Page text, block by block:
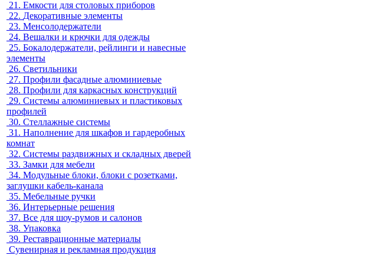
21. Емкости для столовых приборов
22. Декоративные элементы
23. Менсолодержатели
24. Вешалки и крючки для одежды
25. Бокалодержатели, рейлинги и навесные
элементы
26. Светильники
27. Профили фасадные алюминиевые
28. Профили для каркасных конструкций
29. Системы алюминиевых и пластиковых
профилей
30. Стеллажные системы
31. Наполнение для шкафов и гардеробных
комнат
32. Системы раздвижных и складных дверей
33. Замки для мебели
34. Модульные блоки, блоки с розетками,
заглушки кабель-канала
35. Мебельные ручки
36. Интерьерные решения
37. Все для шоу-румов и салонов
38. Упаковка
39. Реставрационные материалы
Сувенирная и рекламная продукция